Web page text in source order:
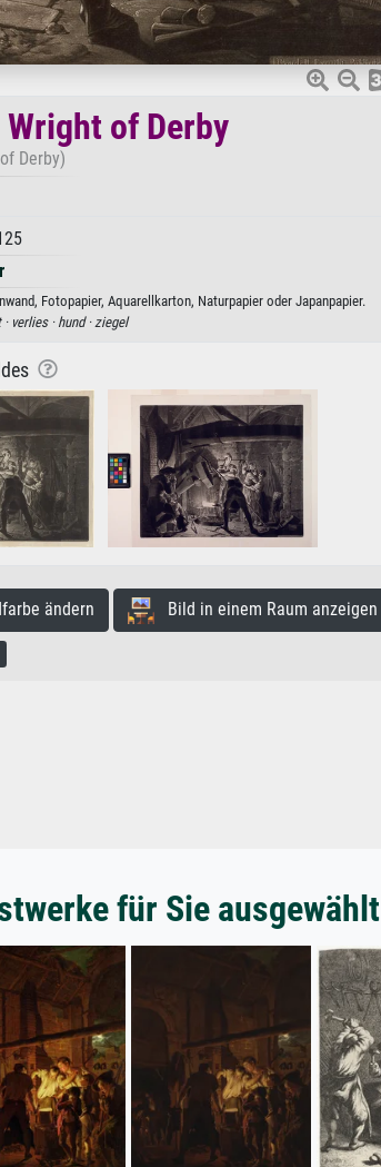
of Derby
Derby)
Fotopapier, Aquarellkarton, Naturpapier oder Japanpapier.
verlies · hund ·ziegel
ändern Bild in einem Raum anzeigen
für Sie ausgewählt